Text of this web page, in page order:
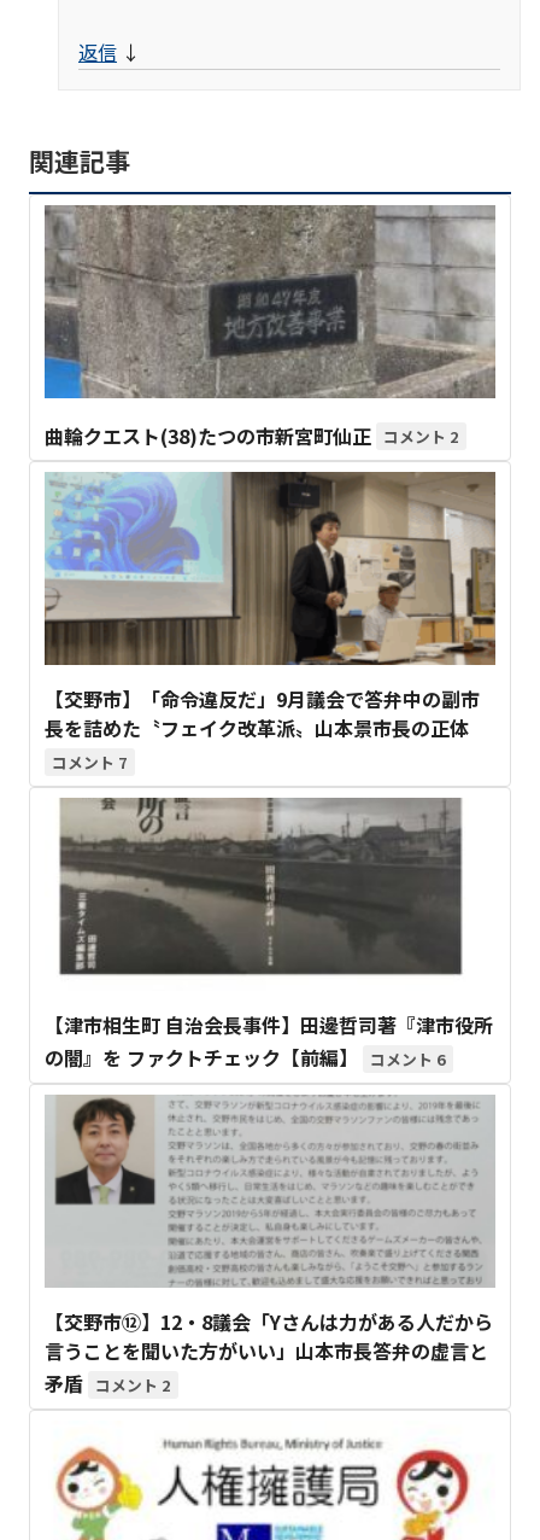
返信 ↓
関連記事
曲輪クエスト(38)たつの市新宮町仙正 2
【交野市】「命令違反だ」9月議会で答弁中の副市
長を詰めた〝フェイク改革派〟山本景市長の正体
7
【津市相生町 自治会長事件】田邊哲司著『津市役所
の闇』を ファクトチェック【前編】
6
【交野市⑫】12・8議会「Yさんは力がある人だから
言うことを聞いた方がいい」山本市長答弁の虚言と
矛盾
2